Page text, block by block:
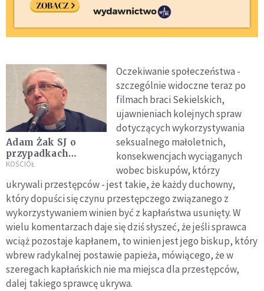
Adam Żak SJ o
przypadkach
pedofilii:
miejsce dzisiaj i to w
niemałej liczbie
KOŚCIÓŁ
Oczekiwanie społeczeństwa -
szczególnie widoczne teraz po
filmach braci Sekielskich,
ujawnieniach kolejnych spraw
dotyczących wykorzystywania
seksualnego małoletnich,
konsekwencjach wyciąganych
wobec biskupów, którzy
ukrywali przestępców - jest takie, że każdy duchowny,
który dopuści się czynu przestępczego związanego z
wykorzystywaniem winien być z kapłaństwa usunięty. W
wielu komentarzach daje się dziś słyszeć, że jeśli sprawca
wciąż pozostaje kapłanem, to winien jest jego biskup, który
wbrew radykalnej postawie papieża, mówiącego, że w
szeregach kapłańskich nie ma miejsca dla przestępców,
dalej takiego sprawcę ukrywa.